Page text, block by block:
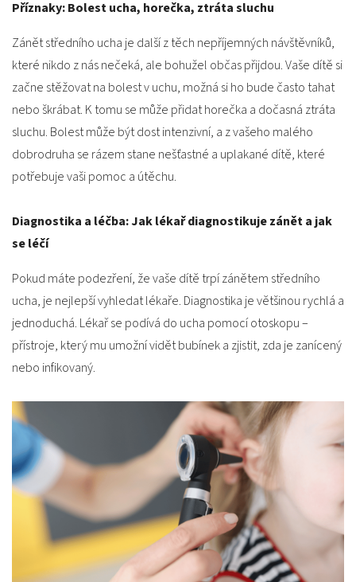
Příznaky: Bolest ucha, horečka, ztráta sluchu
Zánět středního ucha je další z těch nepříjemných návštěvníků,
které nikdo z nás nečeká, ale bohužel občas přijdou. Vaše dítě si
začne stěžovat na bolest v uchu, možná si ho bude často tahat
nebo škrábat. K tomu se může přidat horečka a dočasná ztráta
sluchu. Bolest může být dost intenzivní, a z vašeho malého
dobrodruha se rázem stane nešťastné a uplakané dítě, které
potřebuje vaši pomoc a útěchu.
Diagnostika a léčba: Jak lékař diagnostikuje zánět a jak
se léčí
Pokud máte podezření, že vaše dítě trpí zánětem středního
ucha, je nejlepší vyhledat lékaře. Diagnostika je většinou rychlá a
jednoduchá. Lékař se podívá do ucha pomocí otoskopu –
přístroje, který mu umožní vidět bubínek a zjistit, zda je zanícený
nebo infikovaný.